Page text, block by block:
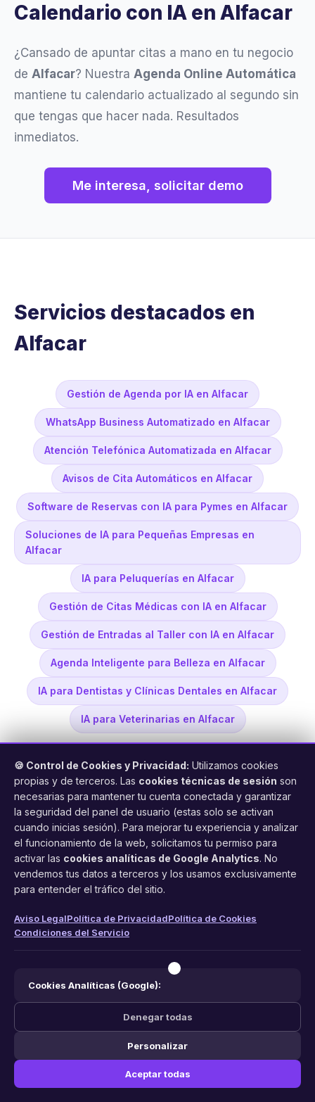
Calendario con IA en Alfacar
¿Cansado de apuntar citas a mano en tu negocio
de Alfacar? Nuestra Agenda Online Automática
mantiene tu calendario actualizado al segundo sin
que tengas que hacer nada. Resultados
inmediatos.
Me interesa, solicitar demo
Servicios destacados en
Alfacar
Gestión de Agenda por IA en Alfacar
WhatsApp Business Automatizado en Alfacar
Atención Telefónica Automatizada en Alfacar
Avisos de Cita Automáticos en Alfacar
Software de Reservas con IA para Pymes en Alfacar
Soluciones de IA para Pequeñas Empresas en
Alfacar
IA para Peluquerías en Alfacar
Gestión de Citas Médicas con IA en Alfacar
Gestión de Entradas al Taller con IA en Alfacar
Agenda Inteligente para Belleza en Alfacar
IA para Dentistas y Clínicas Dentales en Alfacar
IA para Veterinarias en Alfacar
FacilCita
Asistente inteligente de citas por teléfono y WhatsApp.
Gestión profesional de agenda con IA para tu negocio.
Funciones
Aviso Legal
© 2026 FacilCita — Un servicio dePC64 Servicios Informaticos.
Hecho con ❤️ en España.
🍪 Control de Cookies y Privacidad: Utilizamos cookies
propias y de terceros. Las cookies técnicas de sesión son
necesarias para mantener tu cuenta conectada y garantizar
la seguridad del panel de usuario (estas solo se activan
cuando inicias sesión). Para mejorar tu experiencia y analizar
el funcionamiento de la web, solicitamos tu permiso para
activar las cookies analíticas de Google Analytics. No
vendemos tus datos a terceros y los usamos exclusivamente
para entender el tráfico del sitio.
Aviso LegalPolítica de PrivacidadPolítica de Cookies
Condiciones del Servicio
Cookies Analíticas (Google):
Denegar todas
Personalizar
Aceptar todas